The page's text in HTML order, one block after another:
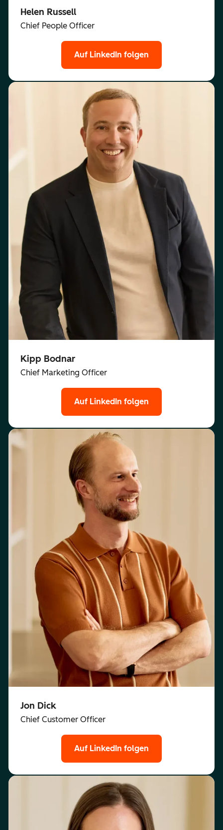
Helen Russell
Chief People Officer
Auf LinkedIn folgen
Kipp Bodnar
Chief Marketing Officer
Auf LinkedIn folgen
Jon Dick
Chief Customer Officer
Auf LinkedIn folgen